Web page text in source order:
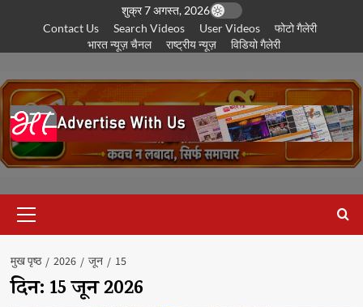
पर
शुक्र 7 अगस्त, 2026
Contact Us
Search Videos User Videos
फोटो गैलेरी
भारत न्यूज़ चैनल
राष्ट्रीय न्यूज़ विडियो गैलेरी
सूची
मुख पृष्ठ 2026 जून 15
दिन: 15 जून 2026